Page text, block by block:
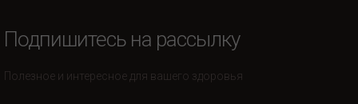
Подпишитесь на рассылку
Полезное и интересное для вашего здоровья